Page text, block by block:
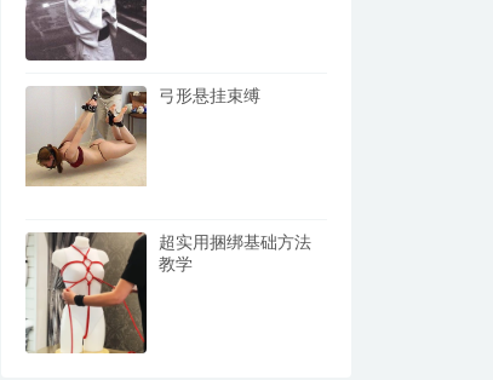
弓形悬挂束缚
超实用捆绑基础方法
教学